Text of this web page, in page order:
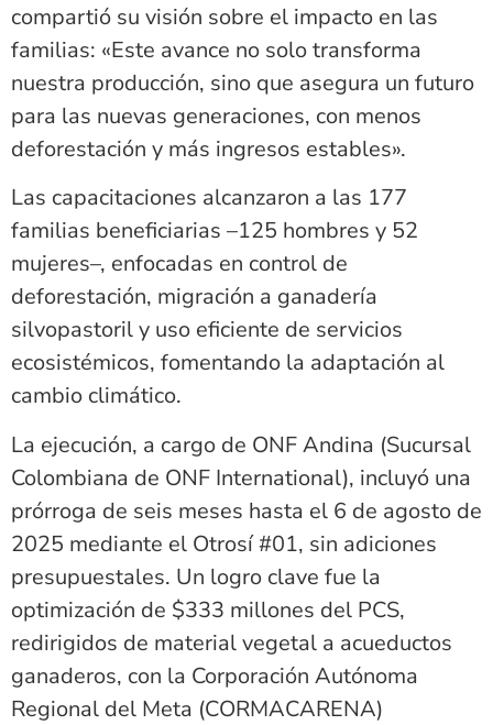
compartió su visión sobre el impacto en las
familias: «Este avance no solo transforma
nuestra producción, sino que asegura un futuro
para las nuevas generaciones, con menos
deforestación y más ingresos estables».
Las capacitaciones alcanzaron a las 177
familias beneficiarias –125 hombres y 52
mujeres–, enfocadas en control de
deforestación, migración a ganadería
silvopastoril y uso eficiente de servicios
ecosistémicos, fomentando la adaptación al
cambio climático.
La ejecución, a cargo de ONF Andina (Sucursal
Colombiana de ONF International), incluyó una
prórroga de seis meses hasta el 6 de agosto de
2025 mediante el Otrosí #01, sin adiciones
presupuestales. Un logro clave fue la
optimización de $333 millones del PCS,
redirigidos de material vegetal a acueductos
ganaderos, con la Corporación Autónoma
Regional del Meta (CORMACARENA)